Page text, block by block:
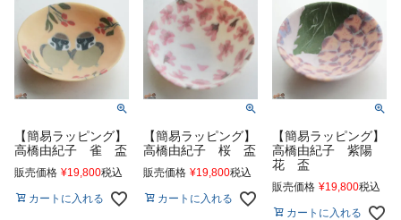
【簡易ラッピング】
高橋由紀子 雀 盃
販売価格 ¥19,800税込
カートに入れる
【簡易ラッピング】
高橋由紀子 桜 盃
販売価格 ¥19,800税込
カートに入れる
【簡易ラッピング】
高橋由紀子 紫陽
花 盃
販売価格 ¥19,800税込
カートに入れる